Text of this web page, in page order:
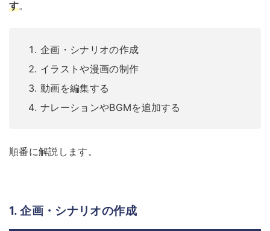
す。
企画・シナリオの作成
イラストや漫画の制作
動画を編集する
ナレーションやBGMを追加する
順番に解説します。
1. 企画・シナリオの作成